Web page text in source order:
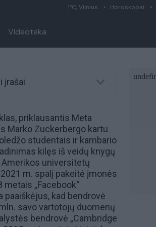
1°C, Vilnius Horoskopai
Videoteka
įrašai
priklausantis Meta
Marko Zuckerbergo kartu
studentais ir kambario
kilęs iš veidų knygų
Amerikos universitetų
m. spalį pakeitė įmonės
metais „Facebook“
paaiškėjus, kad bendrovė
savo vartotojų duomenų
bendrovė „Cambridge